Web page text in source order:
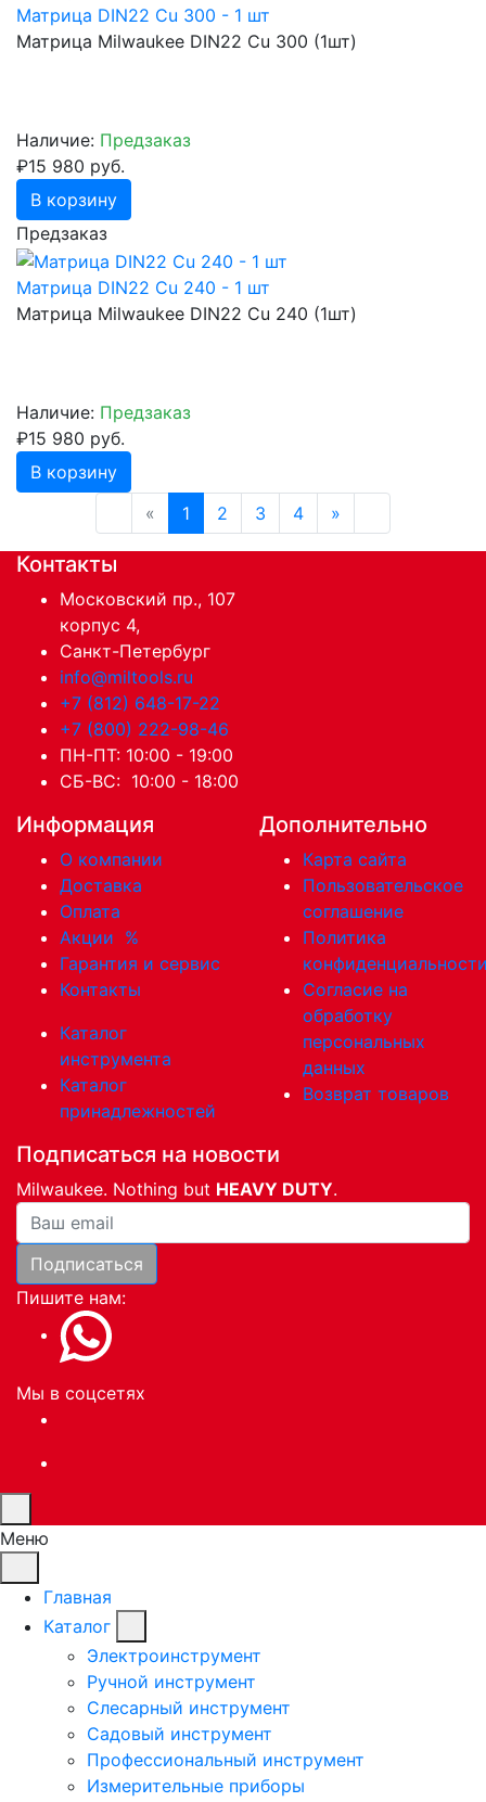
Матрица DIN22 Cu 300 - 1 шт
Матрица Milwaukee DIN22 Cu 300 (1шт)
Наличие: Предзаказ
₽15 980 руб.
В корзину
Предзаказ
Матрица DIN22 Cu 240 - 1 шт
Матрица Milwaukee DIN22 Cu 240 (1шт)
Наличие: Предзаказ
₽15 980 руб.
В корзину
«
1 2 3 4 »
Контакты
Московский пр., 107
корпус 4,
Санкт-Петербург
info@miltools.ru
+7 (812) 648-17-22
+7 (800) 222-98-46
ПН-ПТ: 10:00 - 19:00
СБ-ВС: 10:00 - 18:00
Информация
О компании
Доставка
Оплата
Акции %
Гарантия и сервис
Контакты
Каталог
инструмента
Каталог
принадлежностей
Дополнительно
Карта сайта
Пользовательское
соглашение
Политика
Согласие на
обработку
персональных
данных
Возврат товаров
Подписаться на новости
Milwaukee. Nothing but HEAVY DUTY.
Ваша почта
Подписаться
Пишите нам:
Мы в соцсетях
Меню
Главная
Каталог
Электроинструмент
Ручной инструмент
Слесарный инструмент
Садовый инструмент
Профессиональный инструмент
Измерительные приборы